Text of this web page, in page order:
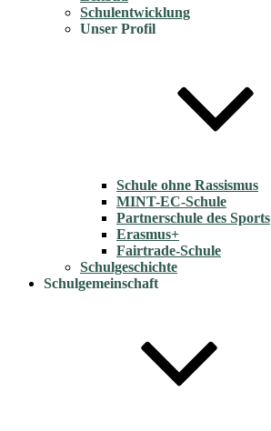
Schulentwicklung
Unser Profil
Schule ohne Rassismus
MINT-EC-Schule
Partnerschule des Sports
Erasmus+
Fairtrade-Schule
Schulgeschichte
Schulgemeinschaft